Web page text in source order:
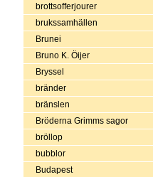
brottsofferjourer
brukssamhällen
Brunei
Bruno K. Öijer
Bryssel
bränder
bränslen
Bröderna Grimms sagor
bröllop
bubblor
Budapest